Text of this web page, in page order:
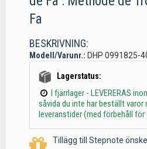
Fa
BESKRIVNING:
Modell/Varunr.: DHP 0991825-
Lagerstatus:
I fjärrlager - LEVERERAS
såvida du inte har beställt varor
leveranstider (med förbehåll för
Tillägg till Stepnote